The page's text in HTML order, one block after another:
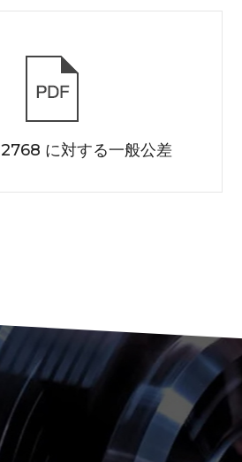
に対する一般公差